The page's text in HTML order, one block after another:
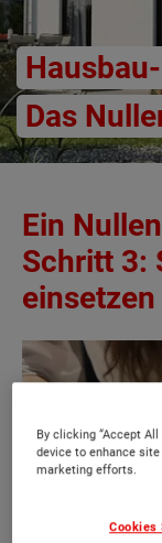
Das
Ein
Schritt 3:
einsetzen
By clicking “Accept
device to enhance
marketing efforts.
Cookies